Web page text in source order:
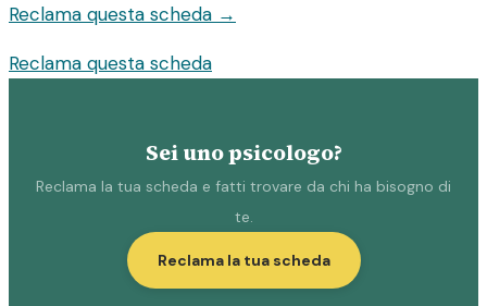
Reclama questa scheda →
Reclama questa scheda
Sei uno psicologo?
Reclama la tua scheda e fatti trovare da chi ha bisogno di
te.
Reclama la tua scheda